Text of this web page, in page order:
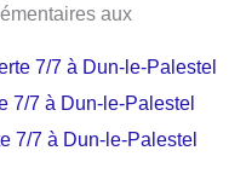
aux
7/7 à Dun-le-Palestel
7/7 à Dun-le-Palestel
7/7 à Dun-le-Palestel